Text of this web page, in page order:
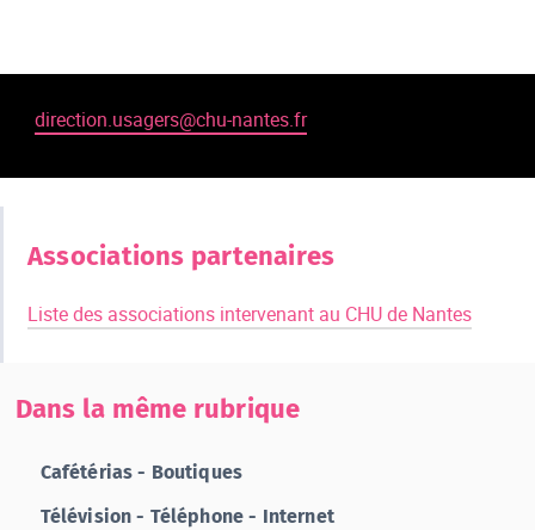
direction.usagers@chu-nantes.fr
Associations partenaires
Liste des associations intervenant au CHU de Nantes
Dans la même rubrique
Cafétérias - Boutiques
Télévision - Téléphone - Internet